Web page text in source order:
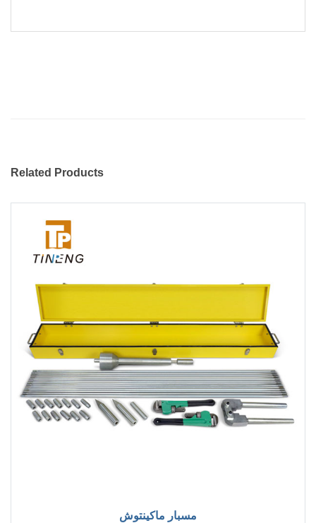
Related Products
مسبار ماكينتوش